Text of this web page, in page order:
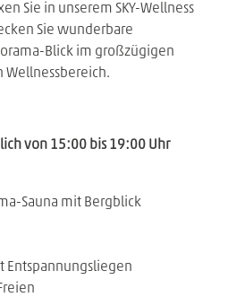
Sie in unserem SKY-Wellness
Sie wunderbare
Blick im großzügigen
von 15:00 bis 19:00 Uhr
Sauna mit Bergblick
Entspannungsliegen